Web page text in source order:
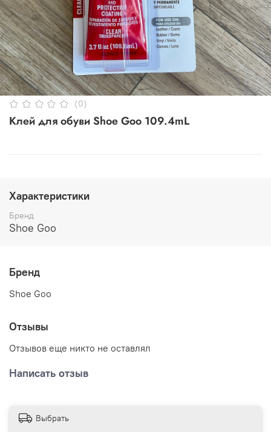
(0)
Клей для обуви Shoe Goo 109.4mL
Характеристики
Бренд
Shoe Goo
Бренд
Shoe Goo
Отзывы
Отзывов еще никто не оставлял
Написать отзыв
Выбрать